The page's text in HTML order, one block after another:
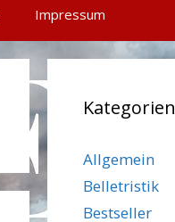
Impressum
Kategorien
Allgemein
Belletristik
Bestseller